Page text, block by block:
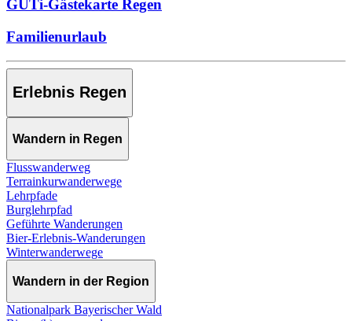
GUTi-Gästekarte Regen
Familienurlaub
Erlebnis Regen
Wandern in Regen
Flusswanderweg
Terrainkurwanderwege
Lehrpfade
Burglehrpfad
Geführte Wanderungen
Bier-Erlebnis-Wanderungen
Winterwanderwege
Wandern in der Region
Nationalpark Bayerischer Wald